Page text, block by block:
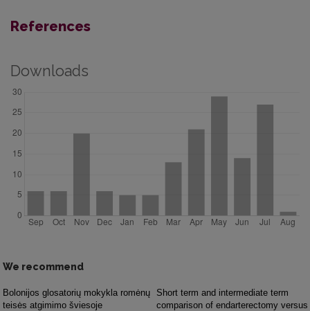
References
Downloads
We recommend
Bolonijos glosatorių mokykla romėnų
teisės atgimimo šviesoje
Short term and intermediate term
comparison of endarterectomy versus